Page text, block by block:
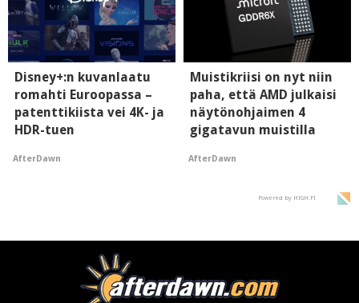
Disney+:n kuvanlaatu
romahti Euroopassa –
patenttikiista vei 4K- ja
HDR-tuen
AfterDawn
Muistikriisi on nyt niin
paha, että AMD julkaisi
näytönohjaimen 4
gigatavun muistilla
AfterDawn
Powered by HIGH.FI